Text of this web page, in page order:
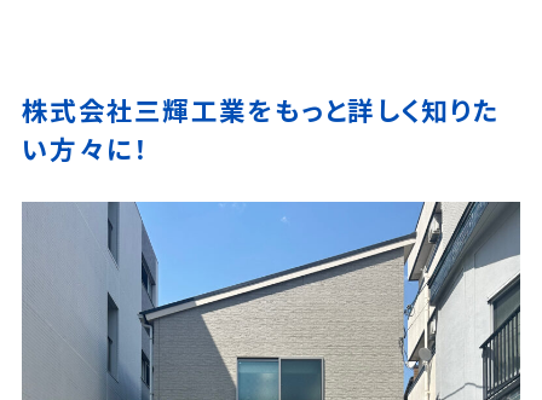
株式会社三輝工業をもっと詳しく知りた
い方々に！